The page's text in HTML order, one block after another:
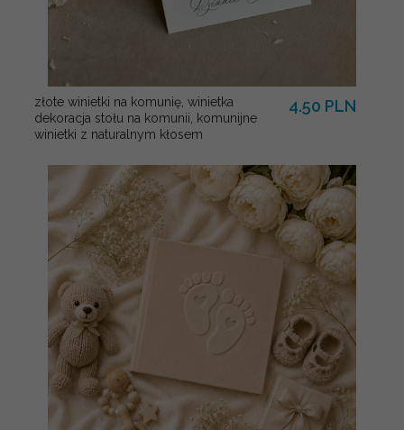
złote winietki na komunię, winietka
dekoracja stołu na komunii, komunijne
winietki z naturalnym kłosem
4.50 PLN